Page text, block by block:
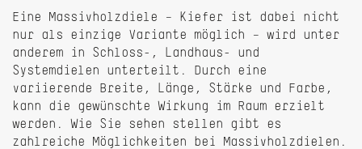
Eine Massivholzdiele – Kiefer ist dabei nicht
nur als einzige Variante möglich – wird unter
anderem in Schloss-, Landhaus- und
Systemdielen unterteilt. Durch eine
variierende Breite, Länge, Stärke und Farbe,
kann die gewünschte Wirkung im Raum erzielt
werden. Wie Sie sehen stellen gibt es
zahlreiche Möglichkeiten bei Massivholzdielen.